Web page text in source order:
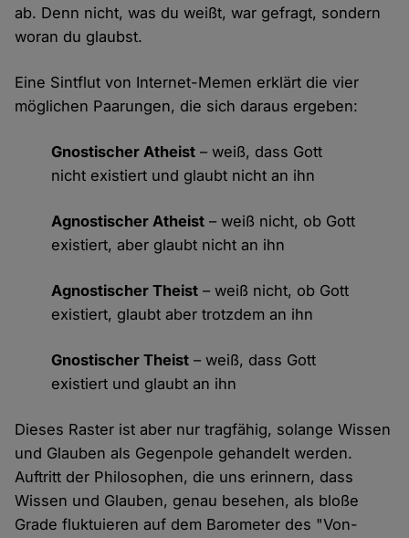
ab. Denn nicht, was du weißt, war gefragt, sondern
woran du glaubst.
Eine Sintflut von Internet-Memen erklärt die vier
möglichen Paarungen, die sich daraus ergeben:
Gnostischer Atheist – weiß, dass Gott
nicht existiert und glaubt nicht an ihn
Agnostischer Atheist – weiß nicht, ob Gott
existiert, aber glaubt nicht an ihn
Agnostischer Theist – weiß nicht, ob Gott
existiert, glaubt aber trotzdem an ihn
Gnostischer Theist – weiß, dass Gott
existiert und glaubt an ihn
Dieses Raster ist aber nur tragfähig, solange Wissen
und Glauben als Gegenpole gehandelt werden.
Auftritt der Philosophen, die uns erinnern, dass
Wissen und Glauben, genau besehen, als bloße
Grade fluktuieren auf dem Barometer des "Von-